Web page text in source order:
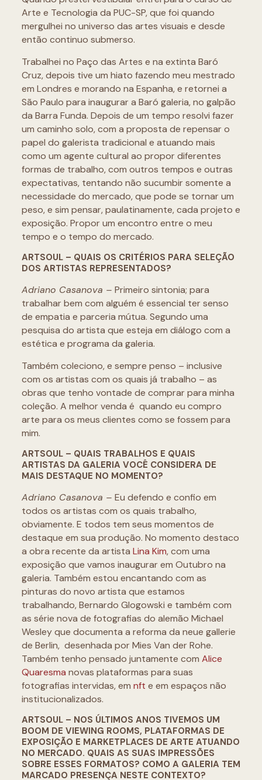
Arte e Tecnologia da PUC-SP, que foi quando
mergulhei no universo das artes visuais e desde
então continuo submerso.
Trabalhei no Paço das Artes e na extinta Baró
Cruz, depois tive um hiato fazendo meu mestrado
em Londres e morando na Espanha, e retornei a
São Paulo para inaugurar a Baró galeria, no galpão
da Barra Funda. Depois de um tempo resolvi fazer
um caminho solo, com a proposta de repensar o
papel do galerista tradicional e atuando mais
como um agente cultural ao propor diferentes
formas de trabalho, com outros tempos e outras
expectativas, tentando não sucumbir somente a
necessidade do mercado, que pode se tornar um
peso, e sim pensar, paulatinamente, cada projeto e
exposição. Propor um encontro entre o meu
tempo e o tempo do mercado.
ARTSOUL – QUAIS OS CRITÉRIOS PARA SELEÇÃO
DOS ARTISTAS REPRESENTADOS?
Adriano Casanova – Primeiro sintonia; para
trabalhar bem com alguém é essencial ter senso
de empatia e parceria mútua. Segundo uma
pesquisa do artista que esteja em diálogo com a
estética e programa da galeria.
Também coleciono, e sempre penso – inclusive
com os artistas com os quais já trabalho – as
obras que tenho vontade de comprar para minha
coleção. A melhor venda é quando eu compro
arte para os meus clientes como se fossem para
mim.
ARTSOUL – QUAIS TRABALHOS E QUAIS
ARTISTAS DA GALERIA VOCÊ CONSIDERA DE
MAIS DESTAQUE NO MOMENTO?
Adriano Casanova – Eu defendo e confio em
todos os artistas com os quais trabalho,
obviamente. E todos tem seus momentos de
destaque em sua produção. No momento destaco
a obra recente da artista Lina Kim, com uma
exposição que vamos inaugurar em Outubro na
galeria. Também estou encantando com as
pinturas do novo artista que estamos
trabalhando, Bernardo Glogowski e também com
as série nova de fotografias do alemão Michael
Wesley que documenta a reforma da neue gallerie
de Berlin, desenhada por Mies Van der Rohe.
Também tenho pensado juntamente com Alice
Quaresma novas plataformas para suas
fotografias intervidas, em nft e em espaços não
institucionalizados.
ARTSOUL – NOS ÚLTIMOS ANOS TIVEMOS UM
BOOM DE VIEWING ROOMS, PLATAFORMAS DE
EXPOSIÇÃO E MARKETPLACES DE ARTE ATUANDO
NO MERCADO. QUAIS AS SUAS IMPRESSÕES
SOBRE ESSES FORMATOS? COMO A GALERIA TEM
MARCADO PRESENÇA NESTE CONTEXTO?